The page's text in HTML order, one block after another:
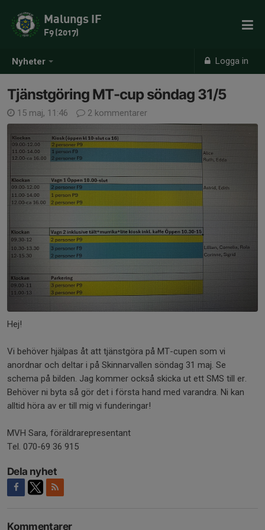
Nyheter Logga in
Malungs IF
F9 (2017)
Tjänstgöring MT-cup söndag 31/5
15 maj, 11:46 2 kommentarer
Hej!
Vi behöver hjälpas åt att tjänstgöra på MT-cupen som vi
anordnar och deltar i på Skinnarvallen söndag 31 maj. Se
schema på bilden. Jag kommer också skicka ut ett SMS till er.
Behöver ni byta så gör det i första hand med varandra. Ni kan
alltid höra av er till mig vi funderingar!
MVH Sara, föräldrarepresentant
Tel. 070-69 36 915
Dela nyhet
Kommentarer